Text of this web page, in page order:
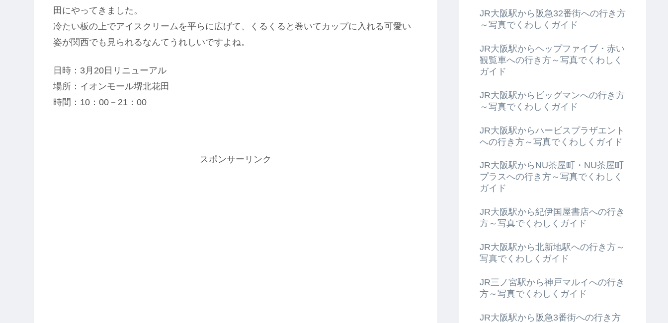
田にやってきました。
冷たい板の上でアイスクリームを平らに広げて、くるくると巻いてカップに入れる可愛い
姿が関西でも見られるなんてうれしいですよね。
日時：3月20日リニューアル
場所：イオンモール堺北花田
時間：10：00－21：00
スポンサーリンク
JR大阪駅から阪急32番街への行き方
～写真でくわしくガイド
JR大阪駅からヘップファイブ・赤い
観覧車への行き方～写真でくわしく
ガイド
JR大阪駅からビッグマンへの行き方
～写真でくわしくガイド
JR大阪駅からハービスプラザエント
への行き方～写真でくわしくガイド
JR大阪駅からNU茶屋町・NU茶屋町
プラスへの行き方～写真でくわしく
ガイド
JR大阪駅から紀伊国屋書店への行き
方～写真でくわしくガイド
JR大阪駅から北新地駅への行き方～
写真でくわしくガイド
JR三ノ宮駅から神戸マルイへの行き
方～写真でくわしくガイド
JR大阪駅から阪急3番街への行き方